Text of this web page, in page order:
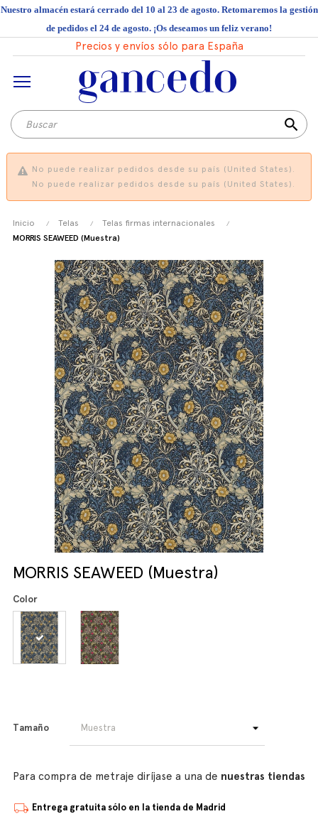
Nuestro almacén estará cerrado del 10 al 23 de agosto. Retomaremos la gestión
de pedidos el 24 de agosto. ¡Os deseamos un feliz verano!
Precios y envíos sólo para España
search
No puede realizar pedidos desde su país (United States).
No puede realizar pedidos desde su país (United States).
Inicio Telas
Telas firmas internacionales
MORRIS SEAWEED (Muestra)
MORRIS SEAWEED (Muestra)
Color
Tamaño
Para compra de metraje diríjase a una de nuestras tiendas
Entrega gratuita sólo en la tienda de Madrid